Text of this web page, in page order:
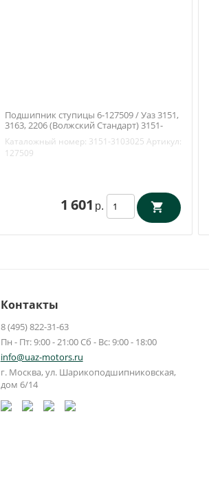
Подшипник ступицы 6-127509 / Уаз 3151,
3163, 2206 (Волжский Стандарт) 3151-
Каталожный номер: 3151-3103025 Артикул:
127509
1 601 р.
Контакты
8 (495) 822-31-63
Пн - Пт: 9:00 - 21:00 Сб - Вс: 9:00 - 18:00
info@uaz-motors.ru
г. Москва, ул. Шарикоподшипниковская,
дом 6/14